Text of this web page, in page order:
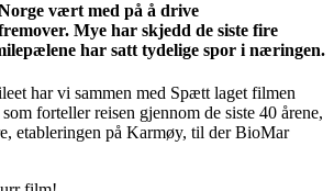
vært med på å drive
Mye har skjedd de siste fire
har satt tydelige spor i næringen.
har vi sammen med Spætt laget filmen
som forteller reisen gjennom de siste 40 årene,
etableringen på Karmøy, til der BioMar